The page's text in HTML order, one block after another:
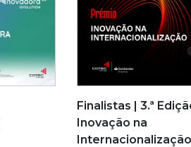
Finalistas | 3.ª
Inovação na